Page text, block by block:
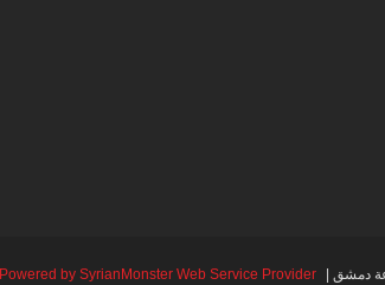
Powered by SyrianMonster Web Service Provider